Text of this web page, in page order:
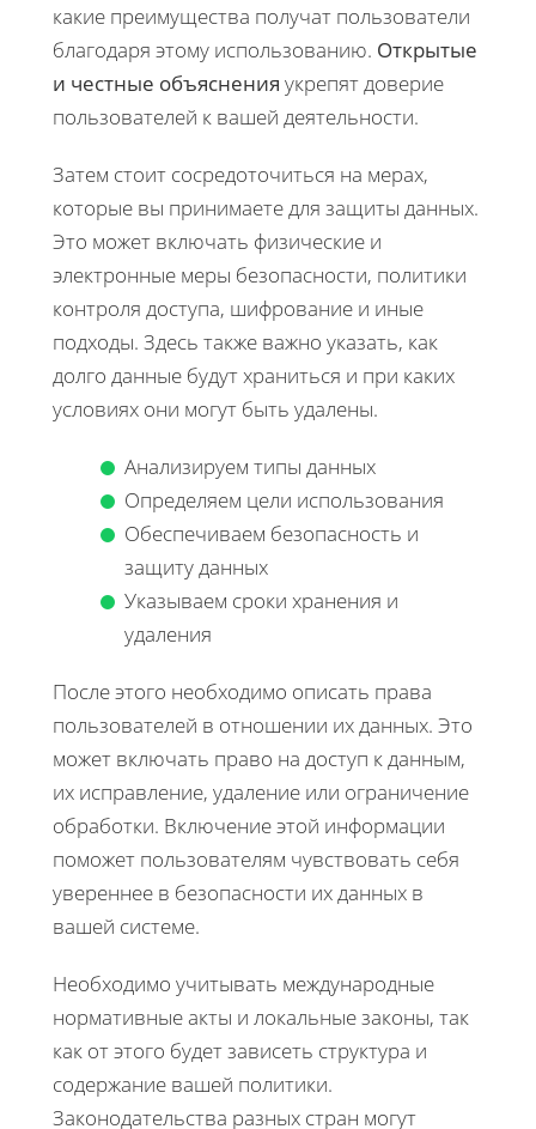
какие преимущества получат пользователи
благодаря этому использованию. Открытые
и честные объяснения укрепят доверие
пользователей к вашей деятельности.
Затем стоит сосредоточиться на мерах,
которые вы принимаете для защиты данных.
Это может включать физические и
электронные меры безопасности, политики
контроля доступа, шифрование и иные
подходы. Здесь также важно указать, как
долго данные будут храниться и при каких
условиях они могут быть удалены.
Анализируем типы данных
Определяем цели использования
Обеспечиваем безопасность и
защиту данных
Указываем сроки хранения и
удаления
После этого необходимо описать права
пользователей в отношении их данных. Это
может включать право на доступ к данным,
их исправление, удаление или ограничение
обработки. Включение этой информации
поможет пользователям чувствовать себя
увереннее в безопасности их данных в
вашей системе.
Необходимо учитывать международные
нормативные акты и локальные законы, так
как от этого будет зависеть структура и
содержание вашей политики.
Законодательства разных стран могут